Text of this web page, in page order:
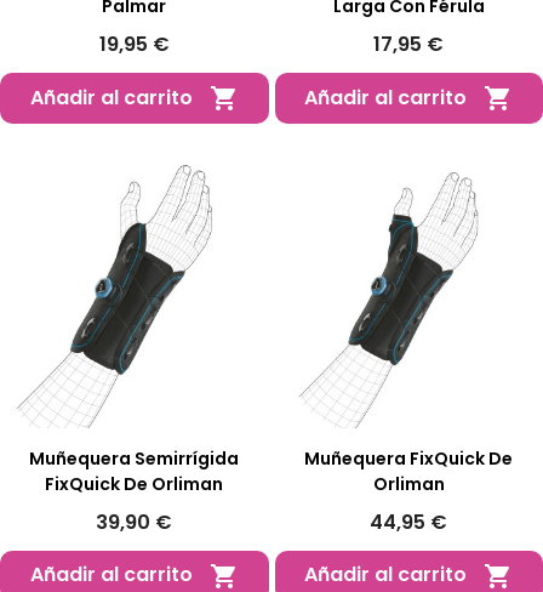
Palmar
19,95 €
Añadir al carrito

Larga Con Férula
17,95 €
Añadir al carrito

Muñequera Semirrígida
FixQuick De Orliman
39,90 €
Añadir al carrito

Muñequera FixQuick De
Orliman
44,95 €
Añadir al carrito
